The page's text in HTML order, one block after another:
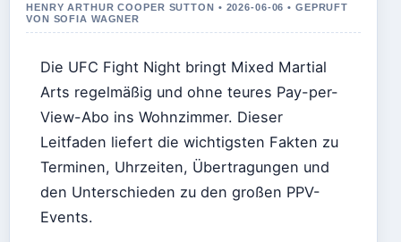
HENRY ARTHUR COOPER SUTTON • 2026-06-06 • GEPRUFT
VON SOFIA WAGNER
Die UFC Fight Night bringt Mixed Martial
Arts regelmäßig und ohne teures Pay-per-
View-Abo ins Wohnzimmer. Dieser
Leitfaden liefert die wichtigsten Fakten zu
Terminen, Uhrzeiten, Übertragungen und
den Unterschieden zu den großen PPV-
Events.